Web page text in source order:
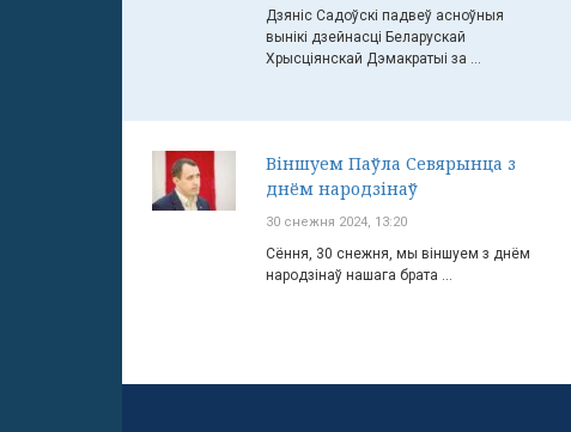
Дзяніс Садоўскі падвеў асноўныя
вынікі дзейнасці Беларускай
Хрысціянскай Дэмакратыі за ...
Віншуем Паўла Севярынца з
днём народзінаў
30 снежня 2024, 13:20
Сёння, 30 снежня, мы віншуем з днём
народзінаў нашага брата ...